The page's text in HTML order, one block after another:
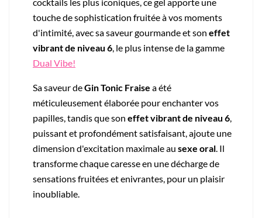
cocktails les plus iconiques, ce gel apporte une
touche de sophistication fruitée à vos moments
d'intimité, avec sa saveur gourmande et son effet
vibrant de niveau 6, le plus intense de la gamme
Dual Vibe!
Sa saveur deGin Tonic Fraise a été
méticuleusement élaborée pour enchanter vos
papilles, tandis que son effet vibrant de niveau 6,
puissant et profondément satisfaisant, ajoute une
dimension d'excitation maximale au sexe oral. Il
transforme chaque caresse en une décharge de
sensations fruitées et enivrantes, pour un plaisir
inoubliable.